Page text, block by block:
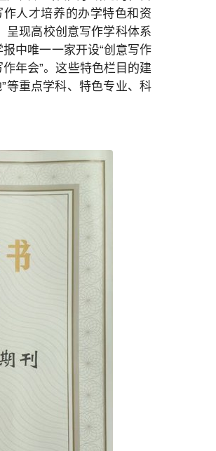
人才培养的办学特色和资
呈现高校创意写作学科体系
中唯一一家开设“创意写作
年会”。这些特色栏目的建
等重点学科、特色专业、科